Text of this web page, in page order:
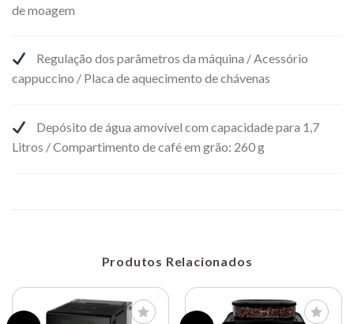
de moagem
Regulação dos parâmetros da máquina / Acessório
cappuccino / Placa de aquecimento de chávenas
Depósito de água amovível com capacidade para 1,7
Litros / Compartimento de café em grão: 260 g
Produtos Relacionados